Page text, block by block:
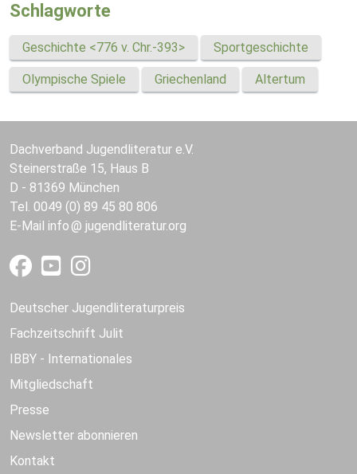
Schlagworte
Geschichte <776 v. Chr.-393> Sportgeschichte
Olympische Spiele Griechenland Altertum
Dachverband Jugendliteratur e.V.
Steinerstraße 15, Haus B
D - 81369 München
Tel. 0049 (0) 89 45 80 806
E-Mail info jugendliteratur.org
Deutscher Jugendliteraturpreis
Fachzeitschrift Julit
IBBY - Internationales
Mitgliedschaft
Presse
Newsletter abonnieren
Kontakt